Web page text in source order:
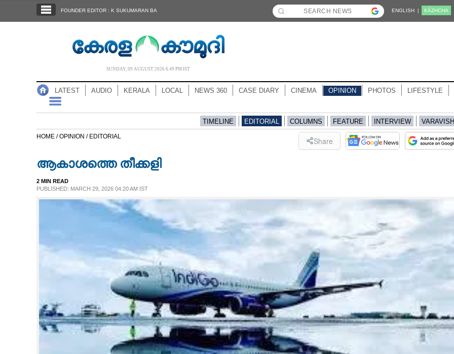
NOTIFIED NEWS
LIFESTYLE
FOUNDER EDITOR : K SUKUMARAN BA ENGLISH | KĀZHCHA
SUNDAY, 09 AUGUST 2026 6.49 PM IST
LATEST AUDIO KERALA LOCAL NEWS 360 CASE DIARY CINEMA OPINION PHOTOS LIFESTYLE
TIMELINE EDITORIAL COLUMNS FEATURE INTERVIEW
HOME /OPINION / EDITORIAL Share
ആകാശത്തെ തീക്കളി
2 MIN READ
PUBLISHED: MARCH 29, 2026 04:20 AM IST